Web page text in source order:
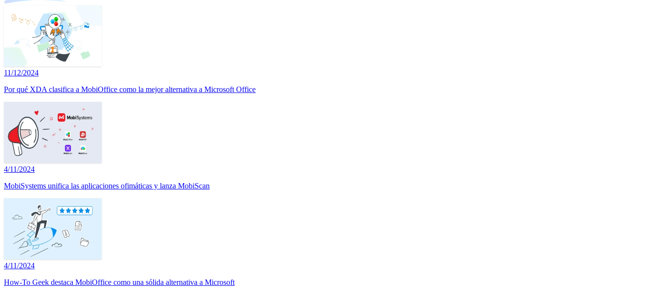
11/12/2024
Por qué XDA clasifica a MobiOffice como la mejor alternativa a Microsoft Office
4/11/2024
MobiSystems unifica las aplicaciones ofimáticas y lanza MobiScan
4/11/2024
How-To Geek destaca MobiOffice como una sólida alternativa a Microsoft